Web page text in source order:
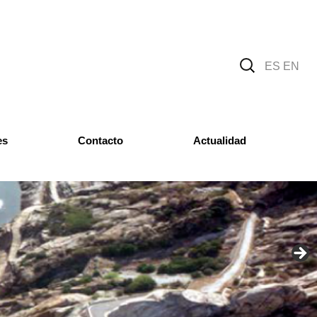
ES EN
Contacto Actualidad
Buscar: